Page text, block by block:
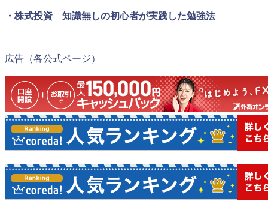
・株式投資 知識無しの初心者が実践した勉強法
広告（各公式ページ）